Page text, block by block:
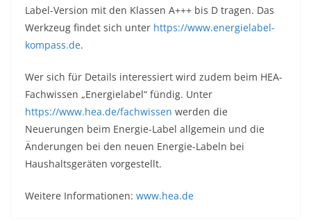
Label-Version mit den Klassen A+++ bis D tragen. Das
Werkzeug findet sich unter https://www.energielabel-
kompass.de.
Wer sich für Details interessiert wird zudem beim HEA-
Fachwissen „Energielabel“ fündig. Unter
https://www.hea.de/fachwissen werden die
Neuerungen beim Energie-Label allgemein und die
Änderungen bei den neuen Energie-Labeln bei
Haushaltsgeräten vorgestellt.
Weitere Informationen: www.hea.de